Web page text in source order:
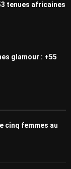
tenues africaines
glamour : +55
cinq femmes au